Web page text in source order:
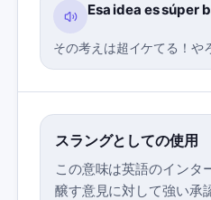
Esa idea es súper
その考えは超イケてる！や
スラングとしての使用
この意味は英語のインタ
醸す意見に対して強い承